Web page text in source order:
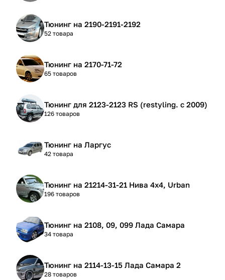
Тюнинг на 2190-2191-2192
52 товара
Тюнинг на 2170-71-72
65 товаров
Тюнинг для 2123-2123 RS (restyling. с 2009)
126 товаров
Тюнинг на Ларгус
42 товара
Тюнинг на 21214-31-21 Нива 4х4, Urban
196 товаров
Тюнинг на 2108, 09, 099 Лада Самара
34 товара
Тюнинг на 2114-13-15 Лада Самара 2
28 товаров